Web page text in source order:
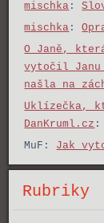
mischka :
mischka :
O Janě,
vytočil Janu
našla na
Uklízečka,
DanKruml.cz
MuF : Jak
Rubriky